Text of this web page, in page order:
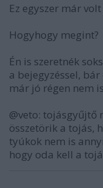
Ez egyszer már
Hogyhogy megint?
Én is szeretnék
a bejegyzéssel,
már jó régen nem
@veto: tojásgyűjtő
összetörik a tojás,
tyúkok nem is
hogy oda kell a